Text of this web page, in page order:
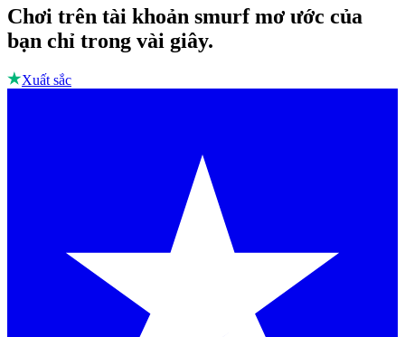
Chơi trên tài khoản smurf mơ ước của
bạn chỉ trong vài giây.
Xuất sắc